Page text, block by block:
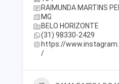
RAIMUNDA MARTINS
MG
BELO HORIZONTE
(31) 98330-2429
https://
/